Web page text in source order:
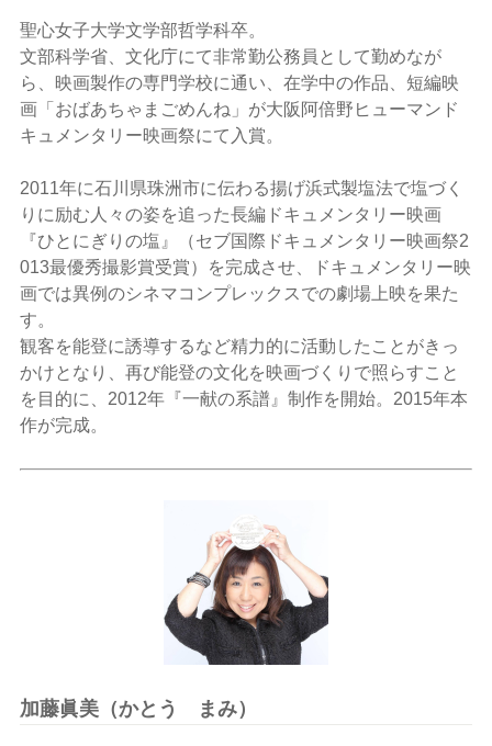
聖心女子大学文学部哲学科卒。
文部科学省、文化庁にて非常勤公務員として勤めなが
ら、映画製作の専門学校に通い、在学中の作品、短編映
画「おばあちゃまごめんね」が大阪阿倍野ヒューマンド
キュメンタリー映画祭にて入賞。
2011年に石川県珠洲市に伝わる揚げ浜式製塩法で塩づく
りに励む人々の姿を追った長編ドキュメンタリー映画
『ひとにぎりの塩』（セブ国際ドキュメンタリー映画祭2
013最優秀撮影賞受賞）を完成させ、ドキュメンタリー映
画では異例のシネマコンプレックスでの劇場上映を果た
す。
観客を能登に誘導するなど精力的に活動したことがきっ
かけとなり、再び能登の文化を映画づくりで照らすこと
を目的に、2012年『一献の系譜』制作を開始。2015年本
作が完成。
加藤眞美（かとう まみ）